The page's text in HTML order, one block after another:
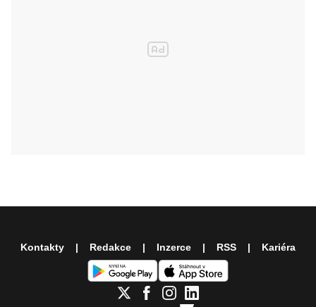
Kontakty Redakce Inzerce RSS Kariéra